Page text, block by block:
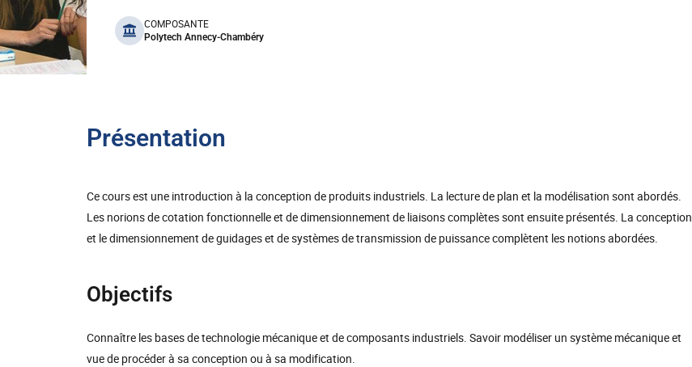
benefits
COMPOSANTE
Polytech Annecy-Chambéry
Présentation
Ce cours est une introduction à la conception de produits industriels. La lecture de plan et la modélisation sont abordés.
Les norions de cotation fonctionnelle et de dimensionnement de liaisons complètes sont ensuite présentés. La conception
et le dimensionnement de guidages et de systèmes de transmission de puissance complètent les notions abordées.
Objectifs
Connaître les bases de technologie mécanique et de composants industriels. Savoir modéliser un système mécanique et
vue de procéder à sa conception ou à sa modification.